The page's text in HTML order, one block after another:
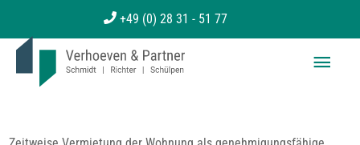
Inhalt
+49 (0) 28 31 - 51 77